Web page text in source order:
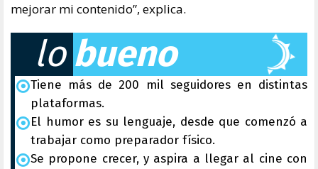
mejorar mi contenido”, explica.
lo bueno
Tiene más de 200 mil seguidores en distintas
plataformas.
El humor es su lenguaje, desde que comenzó a
trabajar como preparador físico.
Se propone crecer, y aspira a llegar al cine con